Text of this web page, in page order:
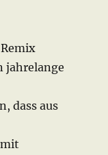
jahrelange
dass aus